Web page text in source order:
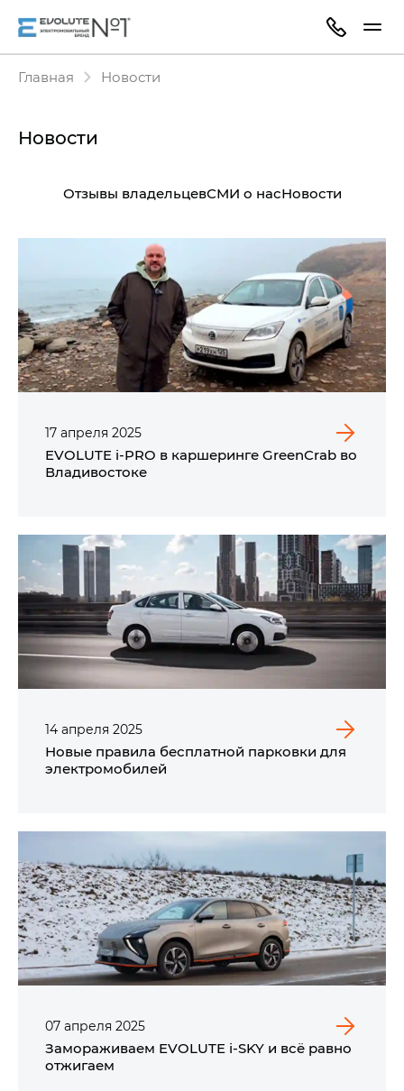
Главная Новости
Новости
Отзывы владельцевСМИ о насНовости
17 апреля 2025
EVOLUTE i‑PRO в каршеринге GreenCrab во
Владивостоке
14 апреля 2025
Новые правила бесплатной парковки для
электромобилей
07 апреля 2025
Замораживаем EVOLUTE i‑SKY и всё равно
отжигаем